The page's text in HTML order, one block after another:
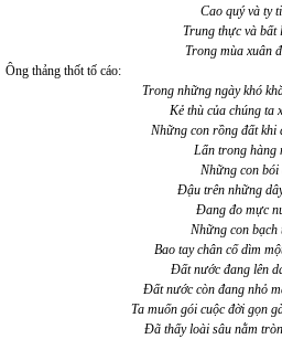
Cao quý và ty
Trung thực và bất
Trong mùa xuân
Ông thảng thốt tố cáo:
Trong những ngày khó
Kẻ thù của chúng ta
Những con rồng đất khi
Lẩn trong hàng
Những con bói
Đậu trên những
Đang đo mực
Những con bạch
Bao tay chân cố dìm
Đất nước đang lên
Đất nước còn đang nhỏ
Ta muốn gói cuộc đời gọn
Đã thấy loài sâu nằm